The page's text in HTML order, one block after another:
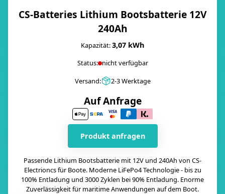
CS-Batteries Lithium Bootsbatterie 12V
240Ah
Kapazität:3,07 kWh
Status: nicht verfügbar
Versand:
2-3 Werktage
Auf Anfrage
Produkt anfragen
Passende Lithium Bootsbatterie mit 12V und 240Ah von CS-
Electrioncs für Boote. Moderne LiFePo4 Technologie - bis zu
100% Entladung und 3000 Zyklen bei 90% Entladung. Enorme
Zuverlässigkeit für maritime Anwendungen auf dem Boot.